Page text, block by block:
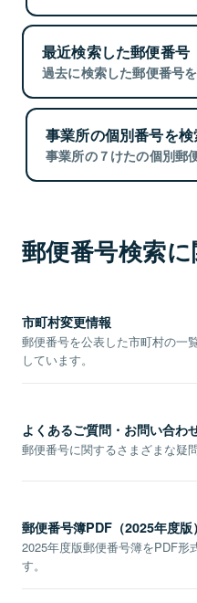
最近検索した郵便番号
過去に検索した郵便番号
事業所の個別番号を検
事業所の７けたの個別郵
郵便番号検索
市町村変更情報
郵便番号を公表した市町村の一
しています。
よくあるご質問・お問い合わ
郵便番号に関するさまざまな疑
郵便番号簿PDF（2025年度版）
2025年度版郵便番号簿をPDF形
す。